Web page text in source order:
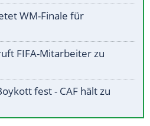
WM-Finale für
FIFA-Mitarbeiter zu
fest - CAF hält zu